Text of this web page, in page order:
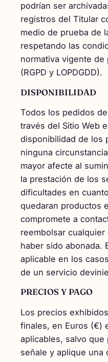
podrían ser
registros del Titular
medio de prueba de
respetando las
normativa vigente
(RGPD y LOPDGDD).
DISPONIBILIDAD
Todos los pedidos
través del Sitio Web
disponibilidad de los
ninguna
mayor afecte al
la prestación de los
dificultades en
quedaran productos
compromete a
reembolsar
haber sido abonada.
aplicable en los
de un servicio
PRECIOS Y PAGO
Los precios
finales, en Euros (€)
aplicables, salvo
señale y aplique una